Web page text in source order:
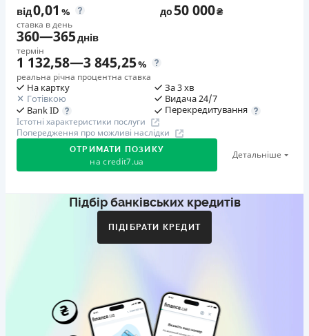
від0,01 %
ставка в день
до50 000₴
360—365днів
термін
1 132,58—3 845,25%
реальна річна процентна ставка
На картку
Готівкою
Bank ID
За 3 хв
Видача 24/7
Перекредитування
Істотні характеристики послуги
Попередження про можливі наслідки
ОТРИМАТИ ПОЗИКУ
на credit7.ua
Детальніше
Акція: «Кешбек за друга»
Коли друг реєструється та отримує перший кредит
Бронзовий призер FinAwards 2026 «Найкраща програма
лояльності»
Підбір банківських кредитів
ПІДІБРАТИ КРЕДИТ